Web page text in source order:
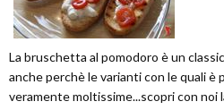
La bruschetta al pomodoro è un
anche perchè le varianti con le quali è
veramente moltissime...scopri con noi